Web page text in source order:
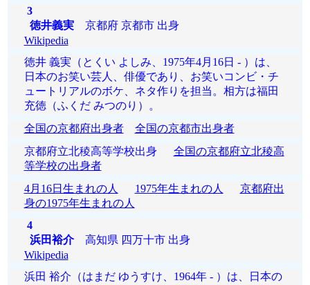
3
徳井義実京都府 京都市 出身
Wikipedia
徳井 義実（とくい よしみ、1975年4月16日 - ）は、
日本のお笑い芸人、俳優であり、お笑いコンビ・チ
ュートリアルのボケ、ネタ作りを担当。相方は福田
充徳（ふくだ みつのり）。
全国の京都府出身者
全国の京都市出身者
京都府立北稜高等学校出身 全国の京都府立北稜高
等学校の出身者
4月16日生まれの人
1975年生まれの人
京都府出
身の1975年生まれの人
4
浜田裕介高知県 四万十市 出身
Wikipedia
浜田 裕介（はまだ ゆうすけ、1964年 - ）は、日本の